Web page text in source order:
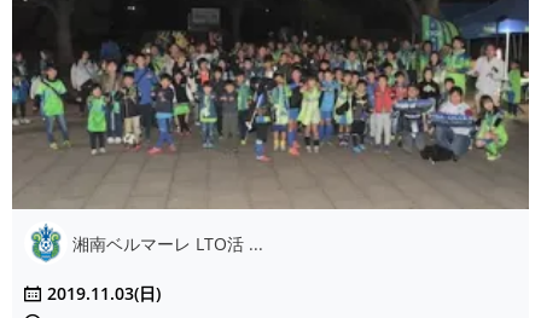
湘南ベルマーレ LTO活 ...
2019.11.03(日)